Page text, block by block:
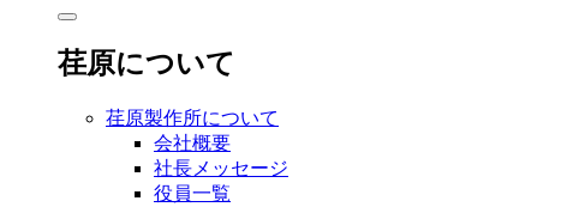
荏原について
荏原製作所について
会社概要
社長メッセージ
役員一覧